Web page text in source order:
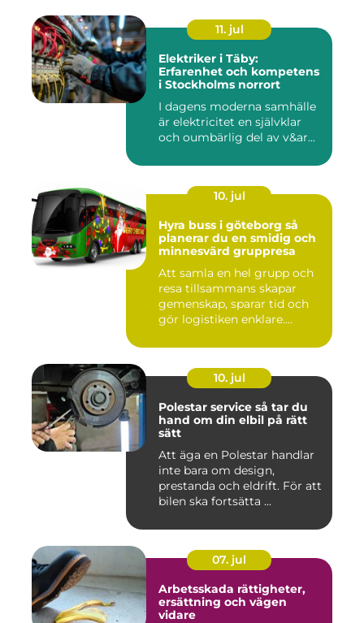
11. jul
Elektriker i Täby:
Erfarenhet och kompetens
i Stockholms norrort
I dagens moderna samhälle
är elektricitet en självklar
och oumbärlig del av v&ar...
10. jul
Hyra buss i göteborg så
planerar du en smidig och
minnesvärd gruppresa
Att samla en hel grupp och
resa tillsammans skapar
gemenskap, sparar tid och
gör logistiken enklare....
10. jul
Polestar service så tar du
hand om din elbil på rätt
sätt
Att äga en Polestar handlar
inte bara om design,
prestanda och eldrift. För att
bilen ska fortsätta ...
07. jul
Arbetsskada rättigheter,
ersättning och vägen
vidare